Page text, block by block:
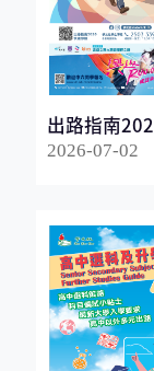
出路指南
冊
2026-07-02